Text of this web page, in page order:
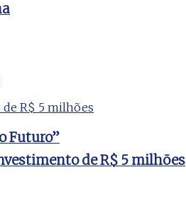
de R$ 5 milhões
Futuro”